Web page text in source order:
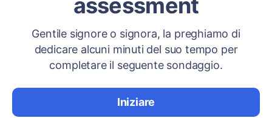
assessment
Gentile signore o signora, la preghiamo di
dedicare alcuni minuti del suo tempo per
completare il seguente sondaggio.
Iniziare